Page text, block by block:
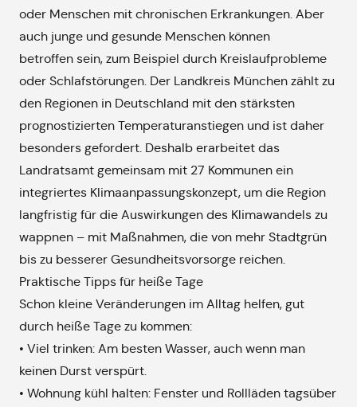
oder Menschen mit chronischen Erkrankungen. Aber
auch junge und gesunde Menschen können
betroffen sein, zum Beispiel durch Kreislaufprobleme
oder Schlafstörungen. Der Landkreis München zählt zu
den Regionen in Deutschland mit den stärksten
prognostizierten Temperaturanstiegen und ist daher
besonders gefordert. Deshalb erarbeitet das
Landratsamt gemeinsam mit 27 Kommunen ein
integriertes Klimaanpassungskonzept, um die Region
langfristig für die Auswirkungen des Klimawandels zu
wappnen – mit Maßnahmen, die von mehr Stadtgrün
bis zu besserer Gesundheitsvorsorge reichen.
Praktische Tipps für heiße Tage
Schon kleine Veränderungen im Alltag helfen, gut
durch heiße Tage zu kommen:
• Viel trinken: Am besten Wasser, auch wenn man
keinen Durst verspürt.
• Wohnung kühl halten: Fenster und Rollläden tagsüber